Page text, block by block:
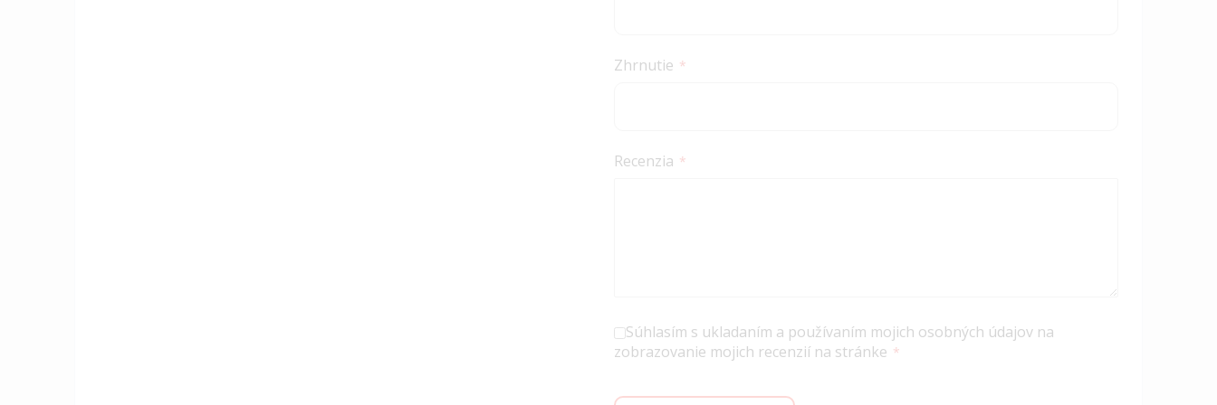
Zhrnutie
Recenzia
Súhlasím s ukladaním a používaním mojich osobných údajov na
zobrazovanie mojich recenzií na stránke